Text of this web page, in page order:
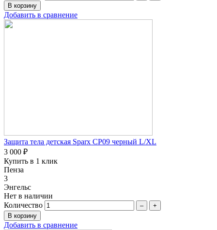
Добавить в сравнение
Защита тела детская Sparx CP09 черный L/XL
3 000 ₽
Купить в 1 клик
Пенза
3
Энгельс
Нет в наличии
Количество
– +
Добавить в сравнение